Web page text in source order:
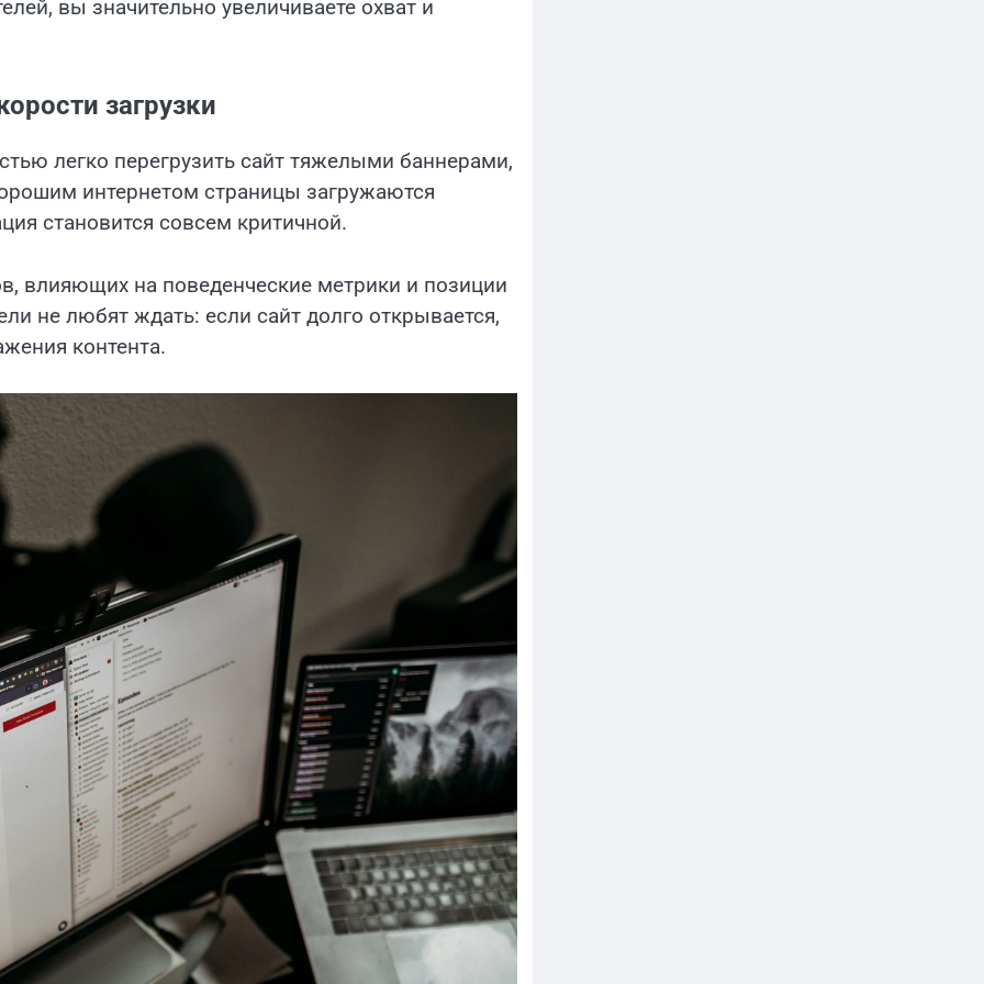
вы значительно увеличиваете охват и
загрузки
легко перегрузить сайт тяжелыми баннерами,
интернетом страницы загружаются
становится совсем критичной.
влияющих на поведенческие метрики и позиции
не любят ждать: если сайт долго открывается,
контента.